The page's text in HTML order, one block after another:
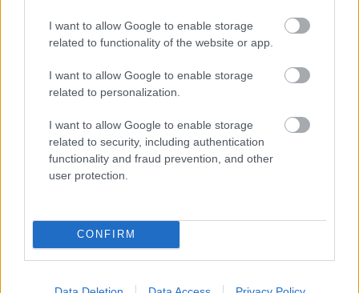
I want to allow Google to enable storage
related to functionality of the website or app.
I want to allow Google to enable storage
related to personalization.
I want to allow Google to enable storage
related to security, including authentication
functionality and fraud prevention, and other
user protection.
CONFIRM
LISÄÄ ARTIKKELEITA